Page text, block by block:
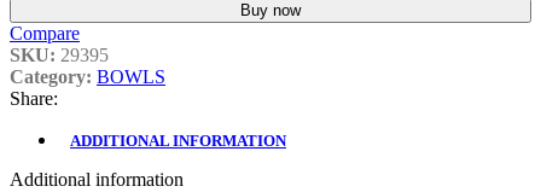
Buy now
Compare
SKU: 29395
Category: BOWLS
Share:
ADDITIONAL INFORMATION
Additional information